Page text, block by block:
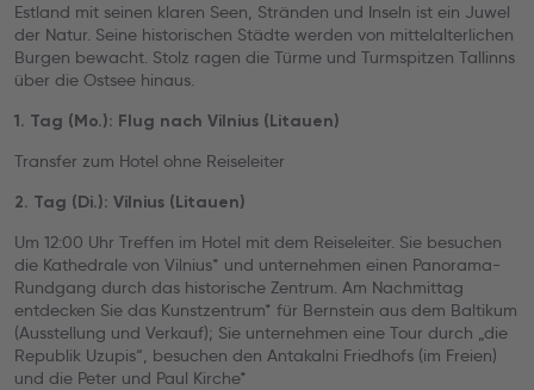
Estland mit seinen klaren Seen, Stränden und Inseln ist ein Juwel
der Natur. Seine historischen Städte werden von mittelalterlichen
Burgen bewacht. Stolz ragen die Türme und Turmspitzen Tallinns
über die Ostsee hinaus.
1. Tag (Mo.): Flug nach Vilnius (Litauen)
Transfer zum Hotel ohne Reiseleiter
2. Tag (Di.): Vilnius (Litauen)
Um 12:00 Uhr Treffen im Hotel mit dem Reiseleiter. Sie besuchen
die Kathedrale von Vilnius* und unternehmen einen Panorama-
Rundgang durch das historische Zentrum. Am Nachmittag
entdecken Sie das Kunstzentrum* für Bernstein aus dem Baltikum
(Ausstellung und Verkauf); Sie unternehmen eine Tour durch „die
Republik Uzupis“, besuchen den Antakalni Friedhofs (im Freien)
und die Peter und Paul Kirche*